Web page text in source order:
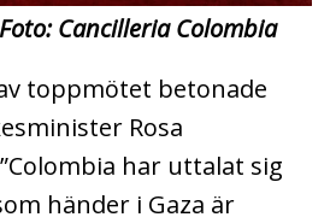
Cancilleria Colombia
toppmötet betonade
Rosa
har uttalat sig
händer i Gaza är